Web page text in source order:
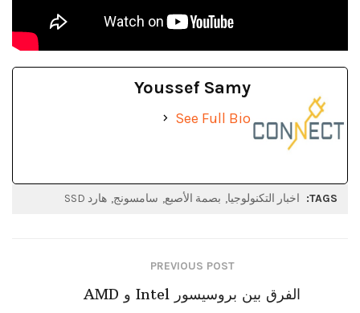
Youssef Samy
See Full Bio
TAGS: اخبار التكنولوجيا بصمة الأصبع سامسونج هارد SSD
PREVIOUS POST
الفرق بين بروسيسور Intel و AMD